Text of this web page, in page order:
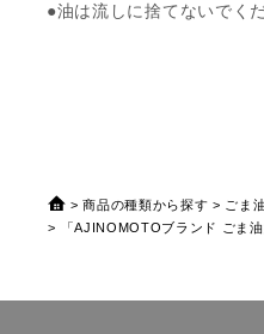
●油は流しに捨てないでくだ
商品の種類から探す
ごま油
「AJINOMOTOブランド ごま